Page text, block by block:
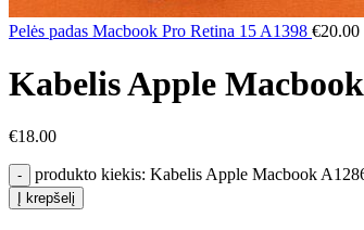
Pelės padas Macbook Pro Retina 15 A1398 €20.00
Kabelis Apple
€18.00
produkto kiekis: Kabelis Apple Macbook
Į krepšelį